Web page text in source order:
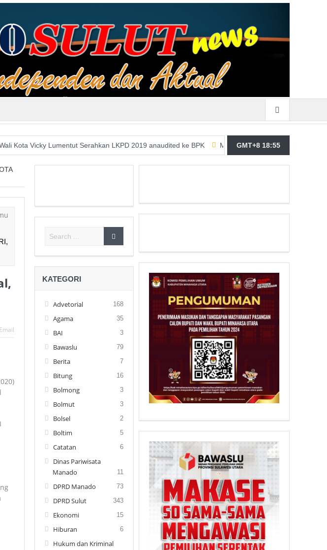
Lumentut Serahkan LKPD 2019 anaudited ke BPK Merasa Terpangil, GMBI Wilter Sulut Siap
GMT+8 18:55
Email
KATEGORI
Advetorial 168
Agama 35
BAI 3
Bawaslu 79
Berita 7
Bitung 16
Bolmong 3
Bolmut 3
Bolsel 2
Boltim 5
Catatan 6
Dinas Pariwisata
Manado
11
DPRD Manado 73
DPRD Sulut 343
Ekonomi 15
Hiburan 6
Hukum dan Kriminal